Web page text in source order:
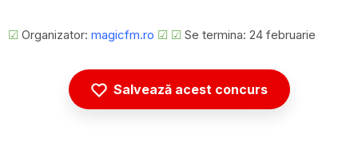
☑ Organizator: magicfm.ro ☑ ☑ Se termina: 24 februarie
Salvează acest concurs